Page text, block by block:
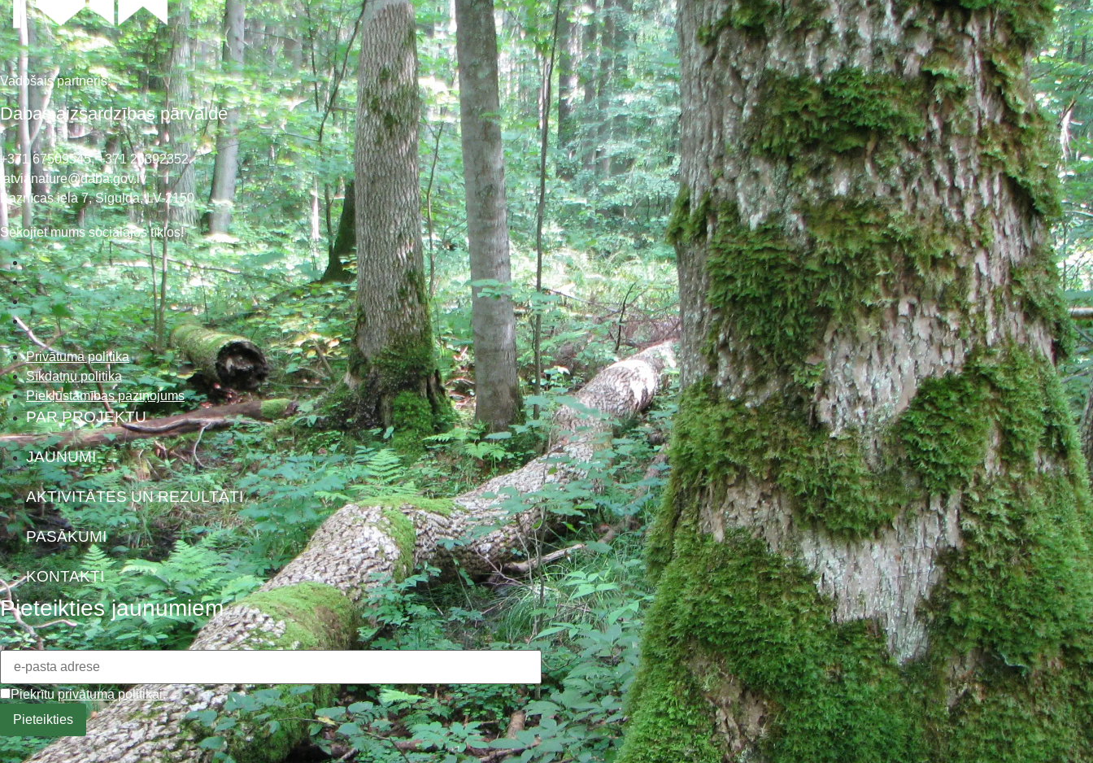
Vadošais partneris:
Dabas aizsardzības pārvalde
+371 67509545,+371 26392352
latvianature@daba.gov.lv
Baznīcas iela 7, Sigulda, LV-2150
Sekojiet mums sociālajos tīklos!
Privātuma politika
Sīkdatņu politika
Piekļūstamības paziņojums
PAR PROJEKTU
JAUNUMI
AKTIVITĀTES UN REZULTĀTI
PASĀKUMI
KONTAKTI
Pieteikties jaunumiem
Piekrītuprivātuma politikai.